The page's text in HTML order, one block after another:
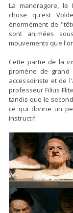
La mandragore, le
chose qu'est
énormément de
sont animées
mouvements que
Cette partie de la
promène de grand
accessoiriste et de
professeur Filius
tandis que le
ce qui donne un
instructif.